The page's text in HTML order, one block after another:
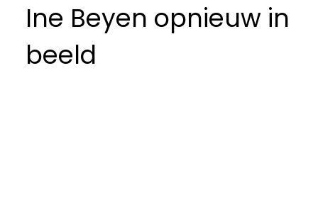
Ine Beyen opnieuw in
beeld